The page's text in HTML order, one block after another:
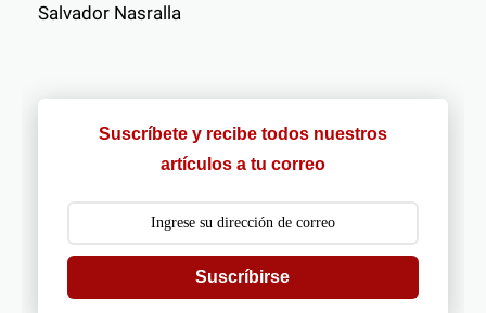
Salvador Nasralla
Suscríbete y recibe todos nuestros
artículos a tu correo
Suscríbirse